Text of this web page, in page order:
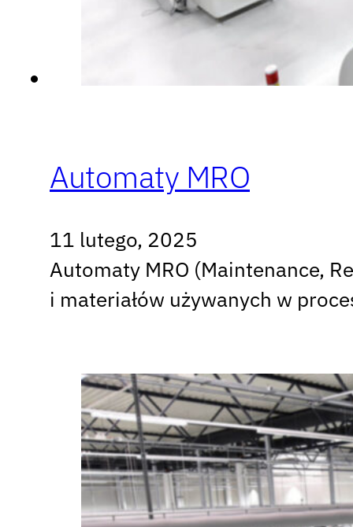
Automaty MRO
11 lutego, 2025
Automaty MRO (Maintenance,
i materiałów używanych w